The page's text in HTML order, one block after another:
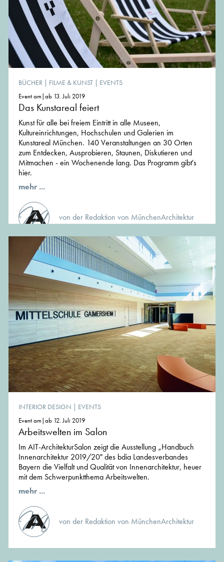
BÜCHER | FILME & KUNST | EVENTS
Event am|ab 13. Juli 2019
Das Kunstareal feiert
Kunst für alle bei freiem Eintritt in alle Museen,
Kultureinrichtungen, Hochschulen und Galerien im
Kunstareal München. 140 Veranstaltungen an 30 Orten
zum Entdecken, Ausprobieren, Staunen, Diskutieren und
Mitmachen - ein Wochenende lang. Das Programm gibt's
hier.
mehr ...
von der Redaktion von MünchenArchitektur
INTERIOR DESIGN | EVENTS
Event am|ab 12. Juli 2019
Arbeitswelten im Salon
Im AIT-ArchitekturSalon zeigt die Ausstellung „Handbuch
Innenarchitektur 2019/20" des bdia Landesverbandes
Bayern die Vielfalt und Qualität von Innenarchitektur, heuer
mit dem Schwerpunktthema Arbeitswelten.
mehr ...
von der Redaktion von MünchenArchitektur